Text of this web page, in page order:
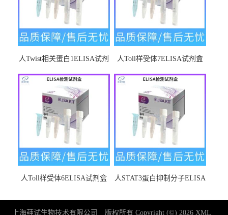
人Twist相关蛋白1ELISA试剂
人Toll样受体7ELISA试剂盒
人Toll样受体6ELISA试剂盒
人STAT3蛋白抑制分子ELISA
上海莼试生物技术有限公司 版权所有 Copyright (©) 2026 XML